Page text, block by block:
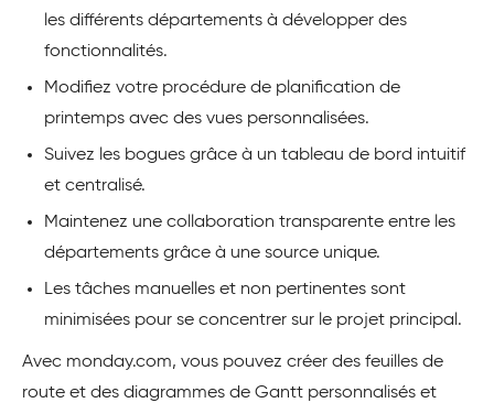
les différents départements à développer des
fonctionnalités.
Modifiez votre procédure de planification de
printemps avec des vues personnalisées.
Suivez les bogues grâce à un tableau de bord intuitif
et centralisé.
Maintenez une collaboration transparente entre les
départements grâce à une source unique.
Les tâches manuelles et non pertinentes sont
minimisées pour se concentrer sur le projet principal.
Avec monday.com, vous pouvez créer des feuilles de
route et des diagrammes de Gantt personnalisés et